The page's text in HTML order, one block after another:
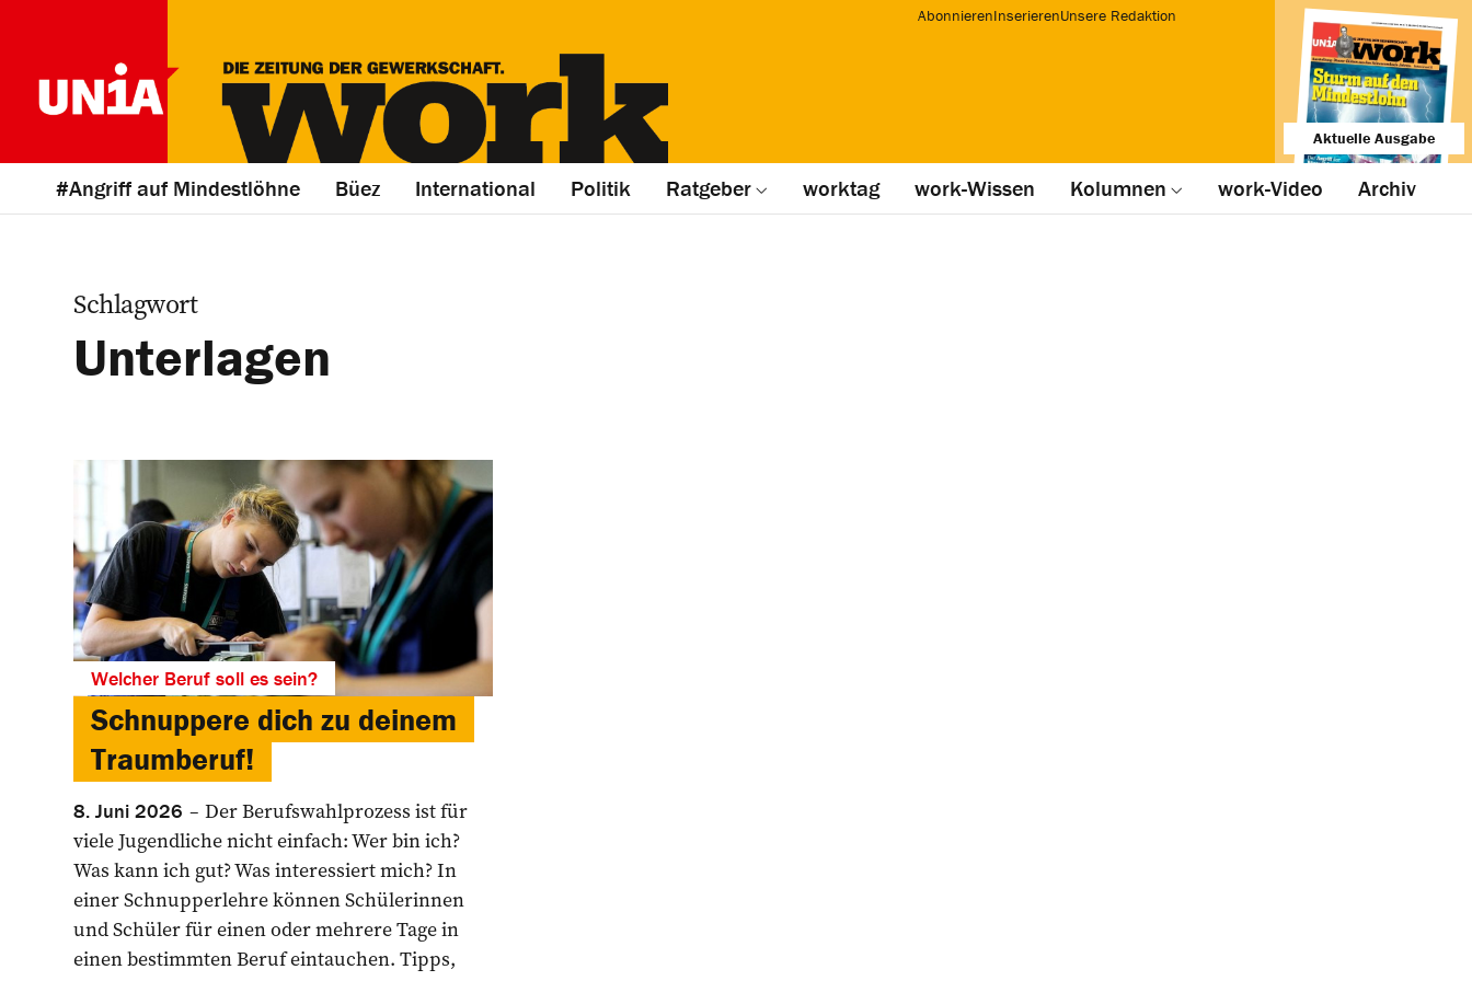
AbonnierenInserierenUnsere Redaktion
Aktuelle Ausgabe
#Angriff auf Mindestlöhne Büez International Politik Ratgeber worktag work-Wissen Kolumnen work-Video Archiv
Schlagwort
Unterlagen
Welcher Beruf soll es sein?
Schnuppere dich zu deinem
Traumberuf!
8. Juni 2026
Der Berufswahlprozess ist für
viele Jugendliche nicht einfach: Wer bin ich?
Was kann ich gut? Was interessiert mich? In
einer Schnupperlehre können Schülerinnen
und Schüler für einen oder mehrere Tage in
einen bestimmten Beruf eintauchen. Tipps,